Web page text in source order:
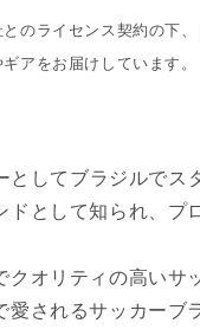
のライセンス契約の下
アをお届けしています。
してブラジルでス
として知られ、プ
オリティの高いサ
されるサッカーブ